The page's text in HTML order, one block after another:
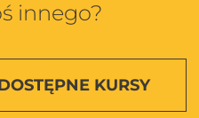
innego?
KURSY